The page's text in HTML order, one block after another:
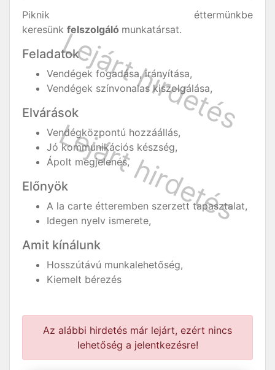
Piknik éttermünkbe
keresünk felszolgáló munkatársat.
Feladatok
Vendégek fogadása, irányítása,
Vendégek színvonalas kiszolgálása,
Elvárások
Vendégközpontú hozzáállás,
Jó kommunikációs készség,
Ápolt megjelenés,
Előnyök
A la carte étteremben szerzett tapasztalat,
Idegen nyelv ismerete,
Amit kínálunk
Hosszútávú munkalehetőség,
Kiemelt bérezés
Az alábbi hirdetés már lejárt, ezért nincs
lehetőség a jelentkezésre!